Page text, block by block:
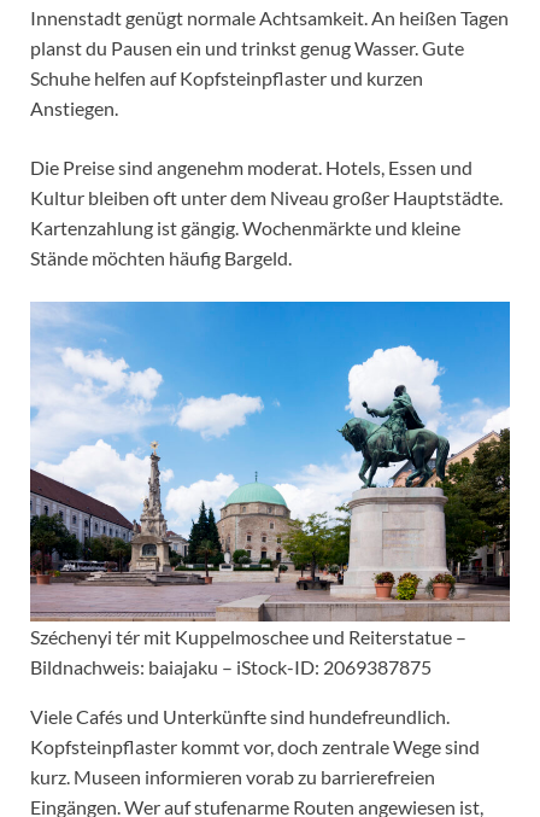
Innenstadt genügt normale Achtsamkeit. An heißen Tagen
planst du Pausen ein und trinkst genug Wasser. Gute
Schuhe helfen auf Kopfsteinpflaster und kurzen
Anstiegen.
Die Preise sind angenehm moderat. Hotels, Essen und
Kultur bleiben oft unter dem Niveau großer Hauptstädte.
Kartenzahlung ist gängig. Wochenmärkte und kleine
Stände möchten häufig Bargeld.
Széchenyi tér mit Kuppelmoschee und Reiterstatue –
Bildnachweis: baiajaku – iStock-ID: 2069387875
Viele Cafés und Unterkünfte sind hundefreundlich.
Kopfsteinpflaster kommt vor, doch zentrale Wege sind
kurz. Museen informieren vorab zu barrierefreien
Eingängen. Wer auf stufenarme Routen angewiesen ist,